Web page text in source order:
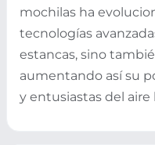
mochilas ha
tecnologías
estancas, sino
aumentando así su
y entusiastas del aire